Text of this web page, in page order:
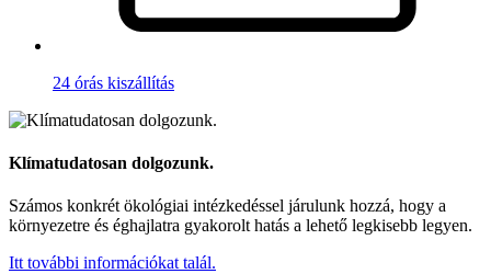
24 órás kiszállítás
Klímatudatosan dolgozunk.
Számos konkrét ökológiai intézkedéssel járulunk hozzá, hogy a
környezetre és éghajlatra gyakorolt hatás a lehető legkisebb legyen.
Itt további információkat talál.